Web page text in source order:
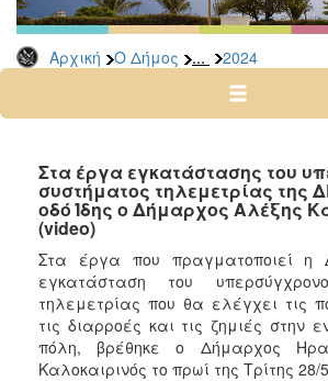
Αρχική Ο Δήμος ... 2024
Αρχείο
2026
2024
2022
2021
2020
2019
2018
2017
Στα έργα εγκατάστασης του
συστήματος τηλεμετρίας της
οδό Ίδης ο Δήμαρχος Αλέξης
(video)
Στα έργα που πραγματοποιεί η
εγκατάσταση του
τηλεμετρίας που θα ελέγχει τις
τις διαρροές και τις ζημιές στην
πόλη, βρέθηκε ο Δήμαρχος
Καλοκαιρινός το πρωί της Τρίτης 28/